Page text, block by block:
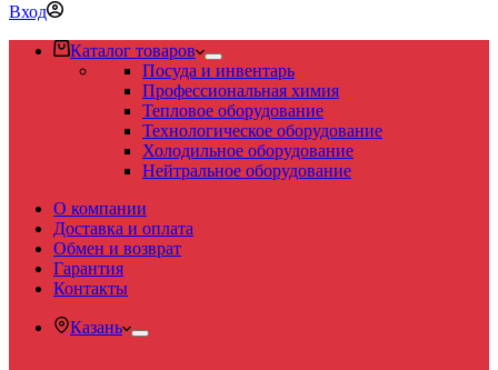
Вход
Каталог товаров
Посуда и инвентарь
Профессиональная химия
Тепловое оборудование
Технологическое оборудование
Холодильное оборудование
Нейтральное оборудование
О компании
Доставка и оплата
Обмен и возврат
Гарантия
Контакты
Казань